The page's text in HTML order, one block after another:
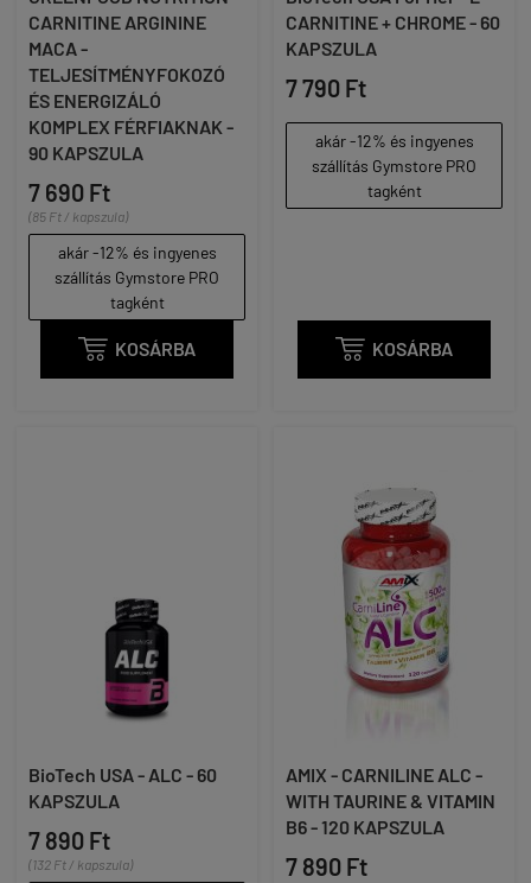
CARNITINE ARGININE
MACA -
TELJESÍTMÉNYFOKOZÓ
ÉS ENERGIZÁLÓ
KOMPLEX FÉRFIAKNAK -
90 KAPSZULA
7 690 Ft
(85 Ft / kapszula)
akár -12% és ingyenes
szállítás Gymstore PRO
tagként
 KOSÁRBA
CARNITINE + CHROME - 60
KAPSZULA
7 790 Ft
akár -12% és ingyenes
szállítás Gymstore PRO
tagként
 KOSÁRBA
BioTech USA - ALC - 60
KAPSZULA
7 890 Ft
(132 Ft / kapszula)
AMIX - CARNILINE ALC -
WITH TAURINE & VITAMIN
B6 - 120 KAPSZULA
7 890 Ft